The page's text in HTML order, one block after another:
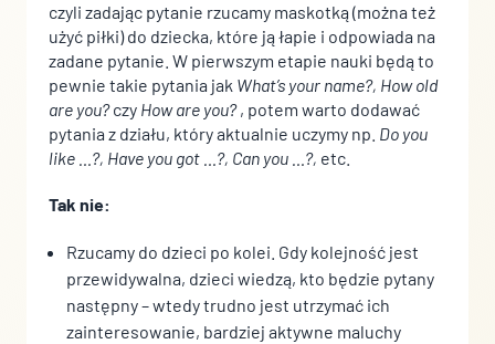
czyli zadając pytanie rzucamy maskotką (można też
użyć piłki) do dziecka, które ją łapie i odpowiada na
zadane pytanie. W pierwszym etapie nauki będą to
pewnie takie pytania jak What’s your name?, How old
are you?czy How are you?, potem warto dodawać
pytania z działu, który aktualnie uczymy np. Do you
like …?, Have you got …?, Can you …?, etc.
Tak nie:
Rzucamy do dzieci po kolei. Gdy kolejność jest
przewidywalna, dzieci wiedzą, kto będzie pytany
następny – wtedy trudno jest utrzymać ich
zainteresowanie, bardziej aktywne maluchy
Nieklasyfikowane
Nieklasyfikowane pliki cookie, to pliki, które są w procesie
klasyfikowania, wraz z dostawcami poszczególnych ciasteczek.
Odrzuć
Akceptuj wszystko